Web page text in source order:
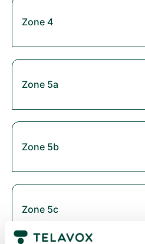
Zone 4
Zone 5a
Zone 5b
Zone 5c